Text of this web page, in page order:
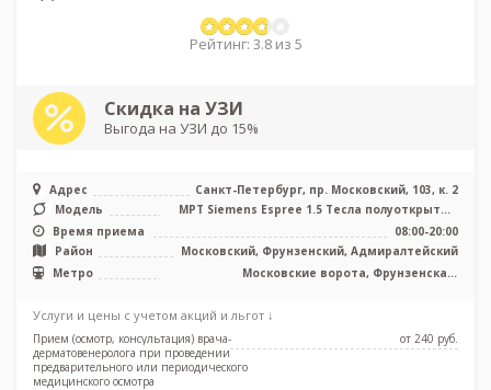
Рейтинг: 3.8 из 5
Скидка на УЗИ
Выгода на УЗИ до 15%
Адрес
Санкт-Петербург, пр. Московский, 103, к. 2
Модель
МРТ Siemens Espree 1.5 Тесла полуоткрытый
Время приема
08:00-20:00
Район
Московский, Фрунзенский, Адмиралтейский
Метро
Московские ворота, Фрунзенская,
Услуги и цены с учетом акций и льгот ↓
Прием (осмотр, консультация) врача-
дерматовенеролога при проведении
предварительного или периодического
медицинского осмотра
от 240 pуб.